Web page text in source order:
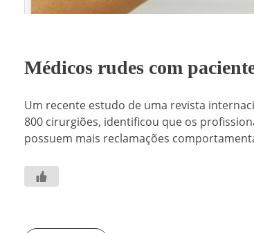
Médicos rudes com
Um recente estudo de uma revista
800 cirurgiões, identificou que os
possuem mais reclamações